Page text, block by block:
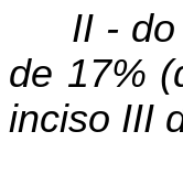
II -
de 17%
inciso III